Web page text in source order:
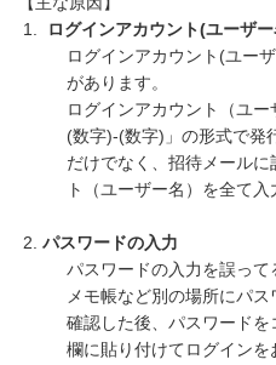
ログインアカウント(ユーザ
ログインアカウント(ユー
があります。
ログインアカウント（ユ
(数字)-(数字)」の形式で発
だけでなく、招待メール
ト（ユーザー名）を全て入
パスワードの入力
パスワードの入力を誤って
メモ帳など別の場所にパ
確認した後、パスワード
欄に貼り付けてログインを